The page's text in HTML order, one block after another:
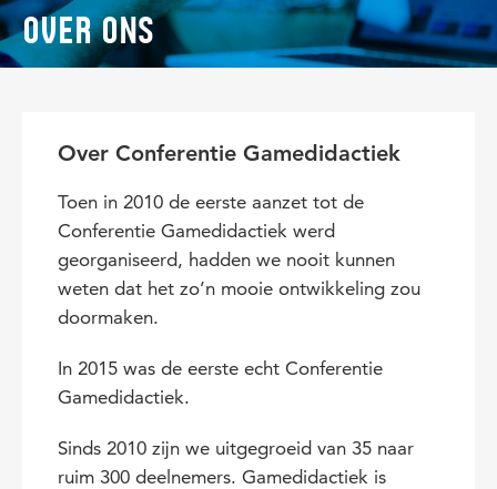
OVER ONS
Over Conferentie Gamedidactiek
Toen in 2010 de eerste aanzet tot de
Conferentie Gamedidactiek werd
georganiseerd, hadden we nooit kunnen
weten dat het zo’n mooie ontwikkeling zou
doormaken.
In 2015 was de eerste echt Conferentie
Gamedidactiek.
Sinds 2010 zijn we uitgegroeid van 35 naar
ruim 300 deelnemers. Gamedidactiek is